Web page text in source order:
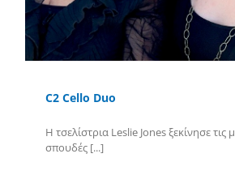
C2 Cello Duo
Η τσελίστρια Leslie Jones ξεκίνησε τις
σπουδές [...]